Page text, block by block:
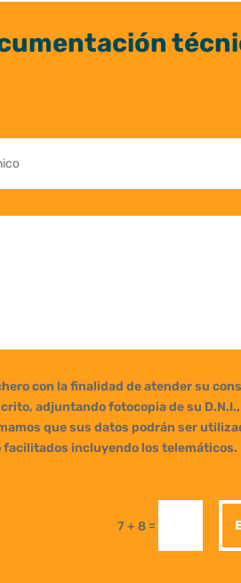
con la finalidad de atender su
adjuntando fotocopia de su D.N.I.,
que sus datos podrán ser
incluyendo los telemáticos.
7 + 8=